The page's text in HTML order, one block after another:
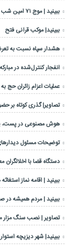
ببینید | موج ۷۱ امین شب تجمعات مردمی
ببینید| موکب قرآنی فتح
هشدار سپاه نسبت به
انفجار کنترل‌شده در
عملیات اعزام زائران حج به ۷۰ درصد رسید
تصاویر| گذری کوتاه بر
هوش مصنوعی در پست،
توضیحات مسئول
دستگاه قضا با
ببینید | اقامه نماز
ببینید | مردم همیشه در
تصاویر | نصب سنگ مزار
ببینید| شهر دیزیچه